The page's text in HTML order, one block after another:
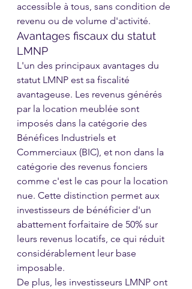
accessible à tous, sans condition de
revenu ou de volume d'activité.
Avantages fiscaux du statut
LMNP
L'un des principaux avantages du
statut LMNP est sa fiscalité
avantageuse. Les revenus générés
par la location meublée sont
imposés dans la catégorie des
Bénéfices Industriels et
Commerciaux (BIC), et non dans la
catégorie des revenus fonciers
comme c'est le cas pour la location
nue. Cette distinction permet aux
investisseurs de bénéficier d'un
abattement forfaitaire de 50% sur
leurs revenus locatifs, ce qui réduit
considérablement leur base
imposable.
De plus, les investisseurs LMNP ont